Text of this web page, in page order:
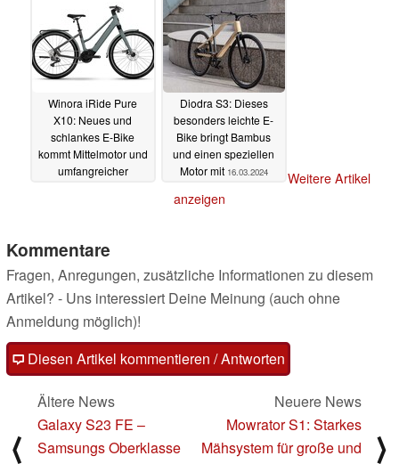
Winora iRide Pure
X10: Neues und
schlankes E-Bike
kommt Mittelmotor und
umfangreicher
Diodra S3: Dieses
besonders leichte E-
Bike bringt Bambus
und einen speziellen
Motor mit 16.03.2024
Weitere Artikel
anzeigen
Kommentare
Fragen, Anregungen, zusätzliche Informationen zu diesem
Artikel? - Uns interessiert Deine Meinung (auch ohne
Anmeldung möglich)!
Diesen Artikel kommentieren / Antworten
⟨
Ältere News
Galaxy S23 FE –
Samsungs Oberklasse
Neuere News
Mowrator S1: Starkes
Mähsystem für große und
⟩